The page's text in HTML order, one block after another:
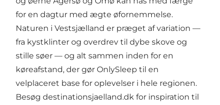
for en dagtur med ægte øfornemmelse.
Naturen i Vestsjælland er præget af variation —
fra kystklinter og overdrev til dybe skove og
stille søer — og alt sammen inden for en
køreafstand, der gør OnlySleep til en
velplaceret base for oplevelser i hele regionen.
Besøg destinationsjaelland.dk for inspiration til